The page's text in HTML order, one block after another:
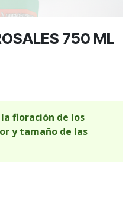
750 ML
floración de los
y tamaño de las